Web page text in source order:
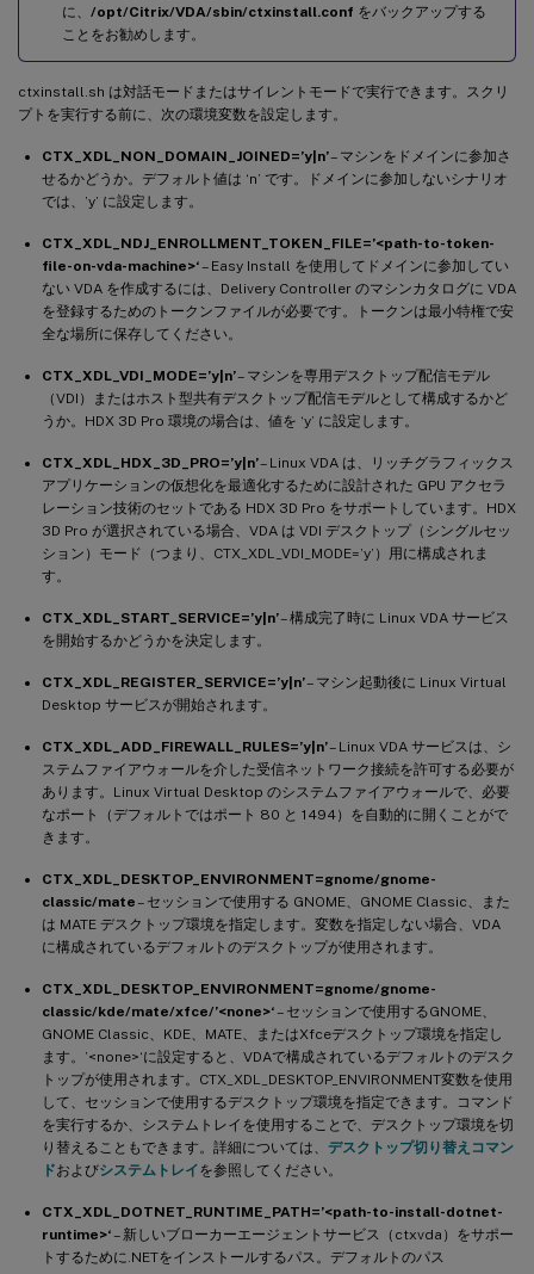
に、 /opt/Citrix/VDA/sbin/ctxinstall.conf をバックアップする
ことをお勧めします。
ctxinstall.sh は対話モードまたはサイレントモードで実行できます。スクリ
プトを実行する前に、次の環境変数を設定します。
CTX_XDL_NON_DOMAIN_JOINED=’y|n’– マシンをドメインに参加さ
せるかどうか。デフォルト値は ‘n’ です。ドメインに参加しないシナリオ
では、’y’ に設定します。
CTX_XDL_NDJ_ENROLLMENT_TOKEN_FILE=’<path-to-token-
file-on-vda-machine>‘– Easy Install を使用してドメインに参加してい
ない VDA を作成するには、Delivery Controller のマシンカタログに VDA
を登録するためのトークンファイルが必要です。トークンは最小特権で安
全な場所に保存してください。
CTX_XDL_VDI_MODE=’y|n’– マシンを専用デスクトップ配信モデル
（VDI）またはホスト型共有デスクトップ配信モデルとして構成するかど
うか。HDX 3D Pro 環境の場合は、値を ‘y’ に設定します。
CTX_XDL_HDX_3D_PRO=’y|n’– Linux VDA は、リッチグラフィックス
アプリケーションの仮想化を最適化するために設計された GPU アクセラ
レーション技術のセットである HDX 3D Pro をサポートしています。HDX
3D Pro が選択されている場合、VDA は VDI デスクトップ（シングルセッ
ション）モード（つまり、CTX_XDL_VDI_MODE=’y’）用に構成されま
す。
CTX_XDL_START_SERVICE=’y|n’– 構成完了時に Linux VDA サービス
を開始するかどうかを決定します。
CTX_XDL_REGISTER_SERVICE=’y|n’– マシン起動後に Linux Virtual
Desktop サービスが開始されます。
CTX_XDL_ADD_FIREWALL_RULES=’y|n’– Linux VDA サービスは、シ
ステムファイアウォールを介した受信ネットワーク接続を許可する必要が
あります。Linux Virtual Desktop のシステムファイアウォールで、必要
なポート（デフォルトではポート 80 と 1494）を自動的に開くことがで
きます。
CTX_XDL_DESKTOP_ENVIRONMENT=gnome/gnome-
classic/mate– セッションで使用する GNOME、GNOME Classic、また
は MATE デスクトップ環境を指定します。変数を指定しない場合、VDA
に構成されているデフォルトのデスクトップが使用されます。
CTX_XDL_DESKTOP_ENVIRONMENT=gnome/gnome-
classic/kde/mate/xfce/’<none>‘– セッションで使用するGNOME、
GNOME Classic、KDE、MATE、またはXfceデスクトップ環境を指定し
ます。’<none>‘に設定すると、VDAで構成されているデフォルトのデスク
トップが使用されます。CTX_XDL_DESKTOP_ENVIRONMENT変数を使用
して、セッションで使用するデスクトップ環境を指定できます。コマンド
を実行するか、システムトレイを使用することで、デスクトップ環境を切
り替えることもできます。詳細については、 デスクトップ切り替えコマン
ドおよびシステムトレイを参照してください。
CTX_XDL_DOTNET_RUNTIME_PATH=’<path-to-install-dotnet-
runtime>‘– 新しいブローカーエージェントサービス（ctxvda）をサポー
トするために.NETをインストールするパス。デフォルトのパス